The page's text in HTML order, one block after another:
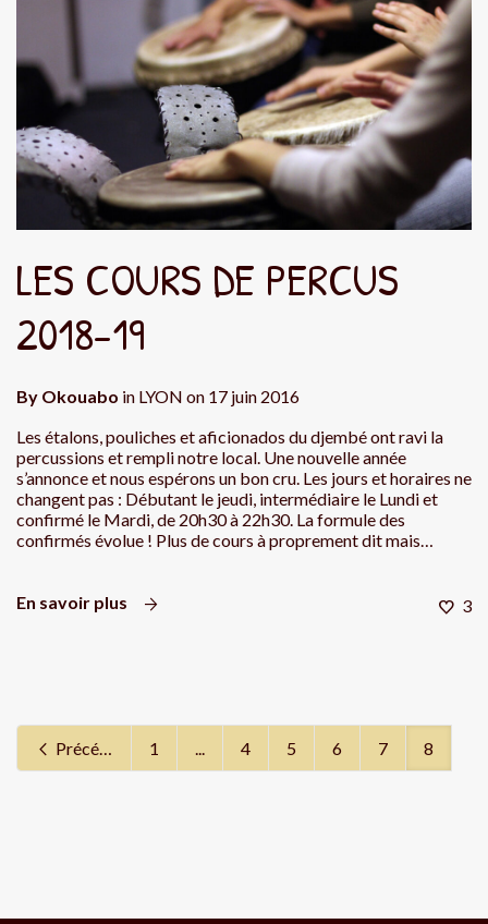
LES COURS DE PERCUS
2018-19
By Okouabo in LYON on 17 juin 2016
Les étalons, pouliches et aficionados du djembé ont ravi la
percussions et rempli notre local. Une nouvelle année
s’annonce et nous espérons un bon cru. Les jours et horaires ne
changent pas : Débutant le jeudi, intermédiaire le Lundi et
confirmé le Mardi, de 20h30 à 22h30. La formule des
confirmés évolue ! Plus de cours à proprement dit mais…
En savoir plus 3
Précédent 1 ... 4 5 6 7 8